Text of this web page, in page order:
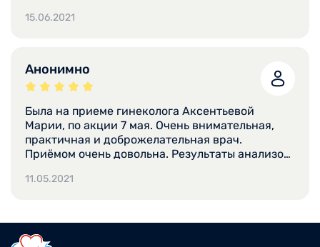
15.06.2021
Анонимно
Была на приеме гинеколога Аксентьевой
Марии, по акции 7 мая. Очень внимательная,
практичная и доброжелательная врач.
Приёмом очень довольна. Результаты анализов
эл.почту, очень удобно. Спасибо.
11.05.2021